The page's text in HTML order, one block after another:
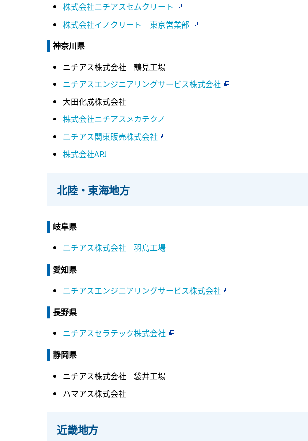
株式会社ニチアスセムクリート
株式会社イノクリート 東京営業部
神奈川県
ニチアス株式会社 鶴見工場
ニチアスエンジニアリングサービス株式会社
大田化成株式会社
株式会社ニチアスメカテクノ
ニチアス関東販売株式会社
株式会社APJ
北陸・東海地方
岐阜県
ニチアス株式会社 羽島工場
愛知県
ニチアスエンジニアリングサービス株式会社
長野県
ニチアスセラテック株式会社
静岡県
ニチアス株式会社 袋井工場
ハマアス株式会社
近畿地方